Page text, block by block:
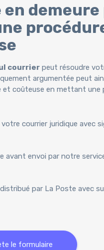
en
courrier peut résoudre
argumentée peut
et coûteuse en mettant une
votre courrier juridique avec
avant envoi par notre
par La Poste avec
le formulaire